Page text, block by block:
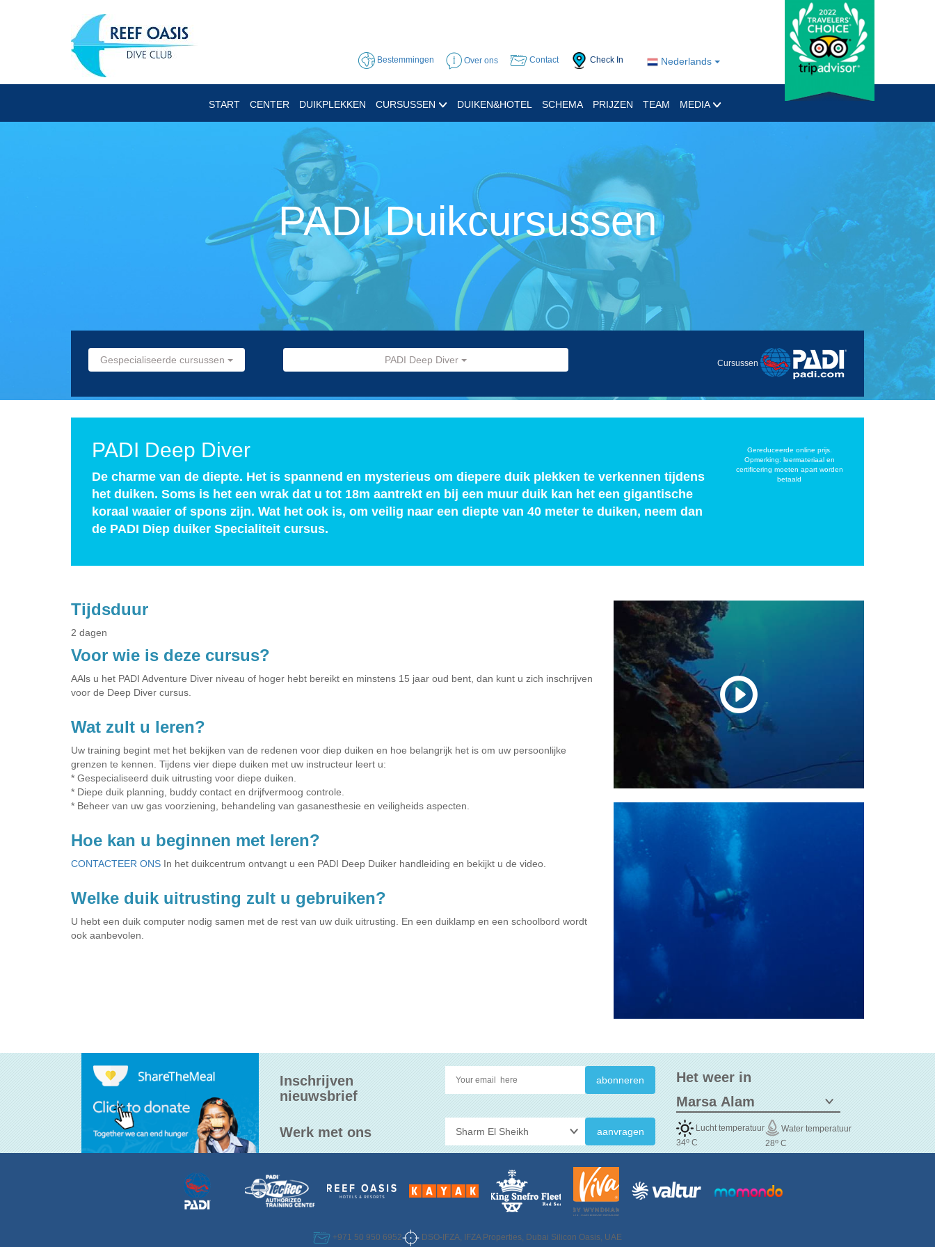
Nederlands
Bestemmingen Over ons Contact Check In
START CENTER DUIKPLEKKEN CURSUSSEN DUIKEN&HOTEL SCHEMA PRIJZEN TEAM MEDIA
PADI Duikcursussen
Gespecialiseerde cursussen PADI Deep Diver Cursussen
PADI Deep Diver
De charme van de diepte. Het is spannend en mysterieus om diepere duik plekken te verkennen tijdens
het duiken. Soms is het een wrak dat u tot 18m aantrekt en bij een muur duik kan het een gigantische
koraal waaier of spons zijn. Wat het ook is, om veilig naar een diepte van 40 meter te duiken, neem dan
de PADI Diep duiker Specialiteit cursus.
Gereduceerde online prijs.
Opmerking: leermateriaal en
certificering moeten apart worden
betaald
Tijdsduur
2 dagen
Voor wie is deze cursus?
AAls u het PADI Adventure Diver niveau of hoger hebt bereikt en minstens 15 jaar oud bent, dan kunt u zich inschrijven
voor de Deep Diver cursus.
Wat zult u leren?
Uw training begint met het bekijken van de redenen voor diep duiken en hoe belangrijk het is om uw persoonlijke
grenzen te kennen. Tijdens vier diepe duiken met uw instructeur leert u:
* Gespecialiseerd duik uitrusting voor diepe duiken.
* Diepe duik planning, buddy contact en drijfvermoog controle.
* Beheer van uw gas voorziening, behandeling van gasanesthesie en veiligheids aspecten.
Hoe kan u beginnen met leren?
CONTACTEER ONS In het duikcentrum ontvangt u een PADI Deep Duiker handleiding en bekijkt u de video.
Welke duik uitrusting zult u gebruiken?
U hebt een duik computer nodig samen met de rest van uw duik uitrusting. En een duiklamp en een schoolbord wordt
ook aanbevolen.
Inschrijven
nieuwsbrief
Werk met ons aanvragen
Het weer in
Lucht temperatuur
34o C
Water temperatuur
28oC
+971 50 950 6952 DSO-IFZA, IFZA Properties, Dubai Silicon Oasis, UAE